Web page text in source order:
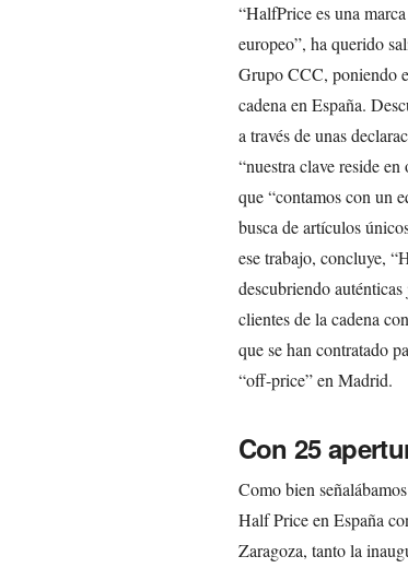
“HalfPrice es una
europeo”, ha querido
Grupo CCC, poniendo
cadena en España.
a través de unas
“nuestra clave reside
que “contamos con un
busca de artículos
ese trabajo, concluye,
descubriendo
clientes de la cadena
que se han contratado
“off-price” en Madrid.
Con 25
Como bien
Half Price en España
Zaragoza, tanto la